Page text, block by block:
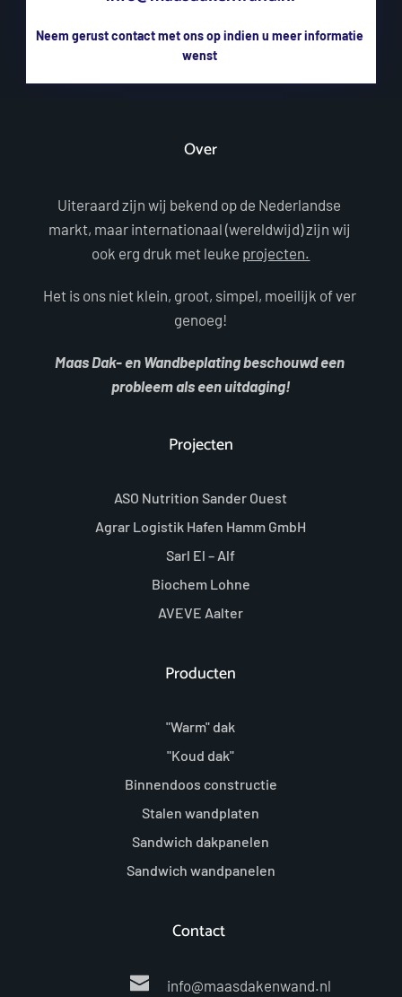
Neem gerust contact met ons op indien u meer informatie
wenst
Over
Uiteraard zijn wij bekend op de Nederlandse
markt, maar internationaal (wereldwijd) zijn wij
ook erg druk met leuke projecten.
Het is ons niet klein, groot, simpel, moeilijk of ver
genoeg!
Maas Dak- en Wandbeplating beschouwd een
probleem als een uitdaging!
Projecten
ASO Nutrition Sander Ouest
Agrar Logistik Hafen Hamm GmbH
Sarl El – Alf
Biochem Lohne
AVEVE Aalter
Producten
"Warm" dak
"Koud dak"
Binnendoos constructie
Stalen wandplaten
Sandwich dakpanelen
Sandwich wandpanelen
Contact
info@maasdakenwand.nl